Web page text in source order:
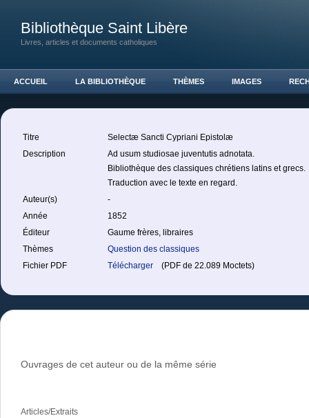
Bibliothèque Saint Libère
Livres, articles et documents catholiques
ACCUEIL LA BIBLIOTHÈQUE THÈMES IMAGES
Titre
Selectæ Sancti Cypriani Epistolæ
Description
Ad usum studiosae juventutis adnotata.
Bibliothèque des classiques chrétiens latins et grecs.
Traduction avec le texte en regard.
Auteur(s)
-
Année
1852
Éditeur
Gaume frères, libraires
Thèmes
Question des classiques
Fichier PDF
Télécharger (PDF de 22.089 Moctets)
Ouvrages de cet auteur ou de la même série
Articles/Extraits